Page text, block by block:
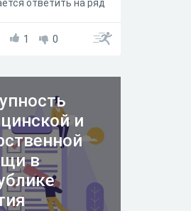
ответить на ряд
необходимые для
1 0
и
в